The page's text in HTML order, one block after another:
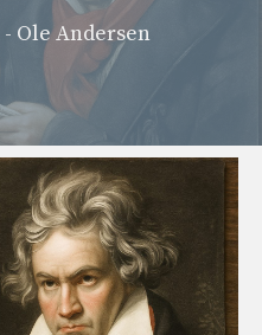
- Ole Andersen